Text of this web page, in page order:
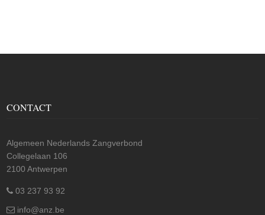
CONTACT
Algemeen Nederlands Zangverbond
Collegelaan 106
2100 Antwerpen
03 237 93 92
info@anz.be